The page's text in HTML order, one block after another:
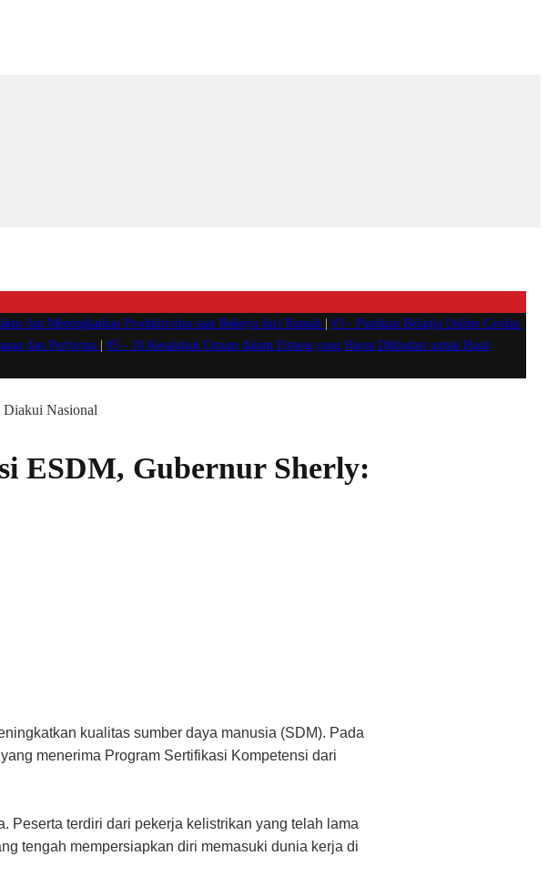
dan Meningkatkan Produktivitas saat Bekerja dari Rumah #3 - Panduan Belanja Online Cerdas:
dan Performa #5 - 10 Kesalahan Umum dalam Fitness yang Harus Dihindari untuk Hasil
Nasional
ESDM, Gubernur Sherly:
kualitas sumber daya manusia (SDM). Pada
menerima Program Sertifikasi Kompetensi dari
Peserta terdiri dari pekerja kelistrikan yang telah lama
tengah mempersiapkan diri memasuki dunia kerja di